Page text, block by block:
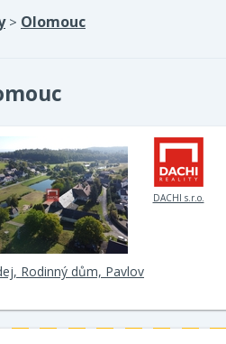
> Olomouc
DACHI s.r.o.
Rodinný dům, Pavlov